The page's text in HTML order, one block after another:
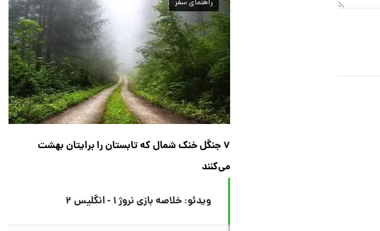
راهنمای سفر
۷ جنگل خنک شمال که تابستان را برایتان بهشت
می‌کنند
ویدئو: خلاصه بازی نروژ ۱ - انگلیس ۲